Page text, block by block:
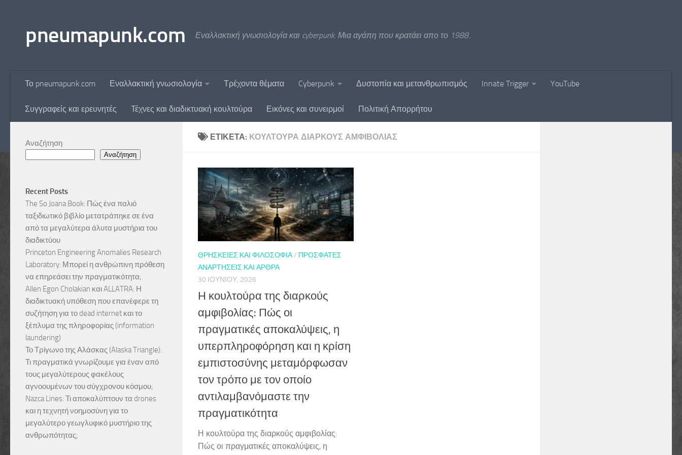
pneumapunk.com Εναλλακτική γνωσιολογία και cyberpunk. Μια αγάπη που κρατάει απο το 1988..
Το pneumapunk.com Εναλλακτική γνωσιολογία Τρέχοντα θέματα Cyberpunk Δυστοπία και μετανθρωπισμός Innate Trigger YouTube
Συγγραφείς και ερευνητές Τέχνες και διαδικτυακή κουλτούρα Εικόνες και συνειρμοί Πολιτική Απορρήτου
ΕΤΙΚΈΤΑ: ΚΟΥΛΤΟΎΡΑ ΔΙΑΡΚΟΎΣ ΑΜΦΙΒΟΛΊΑΣ
ΘΡΗΣΚΕΊΕΣ ΚΑΙ ΦΙΛΟΣΟΦΊΑ/ ΠΡΌΣΦΑΤΕΣ
ΑΝΑΡΤΉΣΕΙΣ ΚΑΙ ΆΡΘΡΑ
30 ΙΟΥΝΊΟΥ, 2026
Η κουλτούρα της διαρκούς
αμφιβολίας: Πώς οι
πραγματικές αποκαλύψεις, η
υπερπληροφόρηση και η κρίση
εμπιστοσύνης μεταμόρφωσαν
τον τρόπο με τον οποίο
αντιλαμβανόμαστε την
πραγματικότητα
Η κουλτούρα της διαρκούς αμφιβολίας:
Πώς οι πραγματικές αποκαλύψεις, η
Αναζήτηση
Αναζήτηση
Recent Posts
The So Joana Book: Πώς ένα παλιό
ταξιδιωτικό βιβλίο μετατράπηκε σε ένα
από τα μεγαλύτερα άλυτα μυστήρια του
διαδικτύου
Princeton Engineering Anomalies Research
Laboratory: Μπορεί η ανθρώπινη πρόθεση
να επηρεάσει την πραγματικότητα;
Allen Egon Cholakian και ALLATRA: Η
διαδικτυακή υπόθεση που επανέφερε τη
συζήτηση για το dead internet και το
ξέπλυμα της πληροφορίας (information
laundering)
Το Τρίγωνο της Αλάσκας (Alaska Triangle):
Τι πραγματικά γνωρίζουμε για έναν από
τους μεγαλύτερους φακέλους
αγνοουμένων του σύγχρονου κόσμου;
Nazca Lines: Τι αποκαλύπτουν τα drones
και η τεχνητή νοημοσύνη για το
μεγαλύτερο γεωγλυφικό μυστήριο της
ανθρωπότητας;